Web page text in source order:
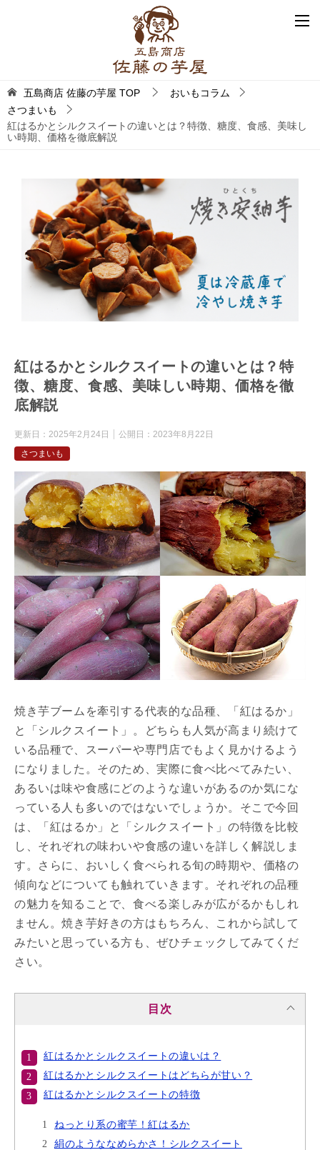
五島商店 佐藤の芋屋 TOP
おいもコラム
さつまいも
紅はるかとシルクスイートの違いとは？特徴、糖度、食感、美味し
い時期、価格を徹底解説
紅はるかとシルクスイートの違いとは？特
徴、糖度、食感、美味しい時期、価格を徹
底解説
更新日： 2025年2月24日 公開日： 2023年8月22日
さつまいも
焼き芋ブームを牽引する代表的な品種、「紅はるか」
と「シルクスイート」。どちらも人気が高まり続けて
いる品種で、スーパーや専門店でもよく見かけるよう
になりました。そのため、実際に食べ比べてみたい、
あるいは味や食感にどのような違いがあるのか気にな
っている人も多いのではないでしょうか。そこで今回
は、「紅はるか」と「シルクスイート」の特徴を比較
し、それぞれの味わいや食感の違いを詳しく解説しま
す。さらに、おいしく食べられる旬の時期や、価格の
傾向などについても触れていきます。それぞれの品種
の魅力を知ることで、食べる楽しみが広がるかもしれ
ません。焼き芋好きの方はもちろん、これから試して
みたいと思っている方も、ぜひチェックしてみてくだ
さい。
目次
紅はるかとシルクスイートの違いは？
紅はるかとシルクスイートはどちらが甘い？
紅はるかとシルクスイートの特徴
ねっとり系の蜜芋！紅はるか
絹のようななめらかさ！シルクスイート